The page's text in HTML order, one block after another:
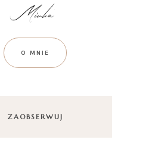
O MNIE
ZAOBSERWUJ